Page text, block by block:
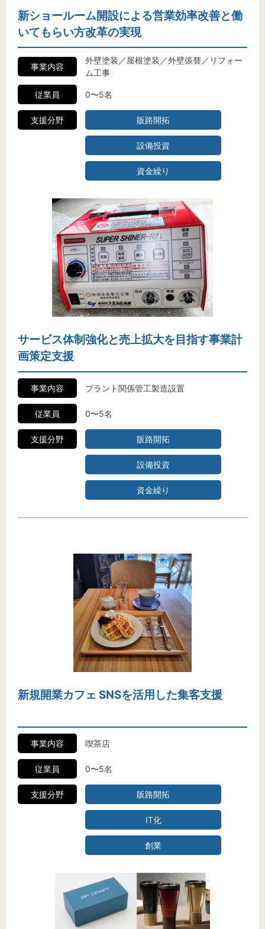
新ショールーム開設による営業効率改善と働
いてもらい方改革の実現
事業内容
外壁塗装／屋根塗装／外壁張替／リフォー
ム工事
従業員 0〜5名
支援分野 販路開拓
設備投資
資金繰り
サービス体制強化と売上拡大を目指す事業計
画策定支援
事業内容 プラント関係管工製造設置
従業員 0〜5名
支援分野 販路開拓
設備投資
資金繰り
新規開業カフェ SNSを活用した集客支援
事業内容 喫茶店
従業員 0〜5名
支援分野 販路開拓
IT化
創業